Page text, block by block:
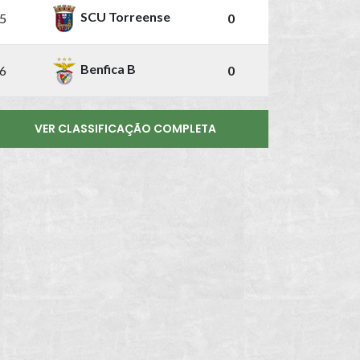
SCU Torreense 0
Benfica B 0
VER CLASSIFICAÇÃO COMPLETA